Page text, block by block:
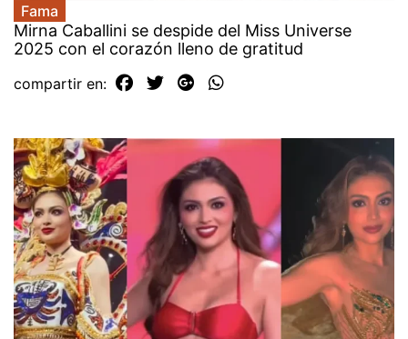
Fama
Mirna Caballini se despide del Miss Universe
2025 con el corazón lleno de gratitud
compartir en: